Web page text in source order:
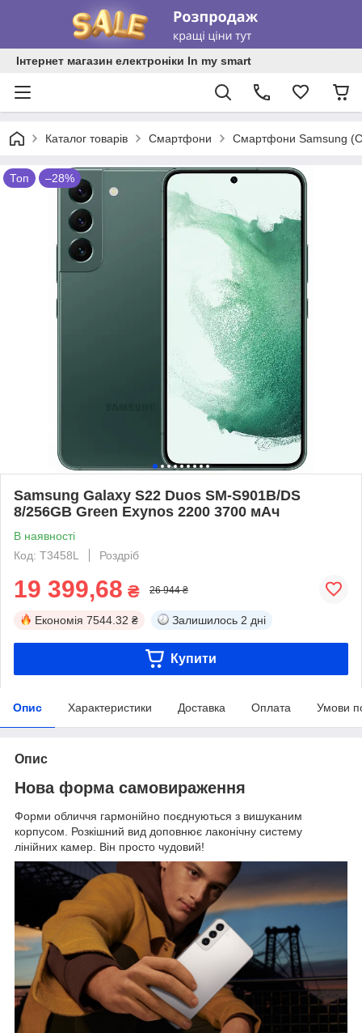
Інтернет магазин електроніки In my smart
Каталог товарів Смартфони Смартфони Samsung
Топ –28%
Samsung Galaxy S22 Duos SM-S901B/DS
8/256GB Green Exynos 2200 3700 мАч
В наявності
Код: T3458L
Роздріб
19 399,68 ₴ 26 944 ₴
Економія 7544.32 ₴ Залишилось 2 дні
Купити
Опис Характеристики Доставка Оплата Умови
Опис
Нова форма самовираження
Форми обличчя гармонійно поєднуються з вишуканим
корпусом. Розкішний вид доповнює лаконічну систему
лінійних камер. Він просто чудовий!